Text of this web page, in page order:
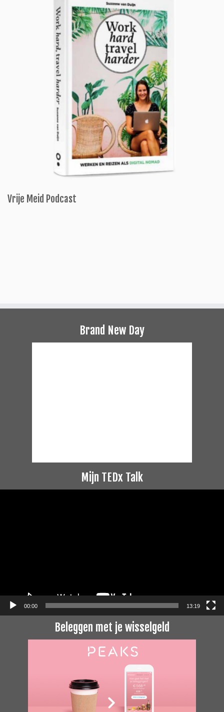
Vrije Meid Podcast
Brand New Day
Mijn TEDx Talk
00:00 13:19
Beleggen met je wisselgeld